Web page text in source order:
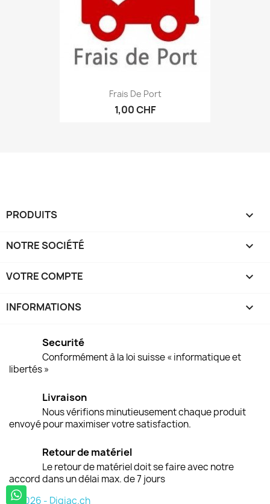
Frais De Port
1,00 CHF
PRODUITS 
NOTRE SOCIÉTÉ 
VOTRE COMPTE 
INFORMATIONS keyboard_arrow_down
Securité
Conformément à la loi suisse « informatique et
libertés »
Livraison
Nous vérifions minutieusement chaque produit
envoyé pour maximiser votre satisfaction.
Retour de matériel
Le retour de matériel doit se faire avec notre
accord dans un délai max. de 7 jours
© 2026 - Digiac.ch